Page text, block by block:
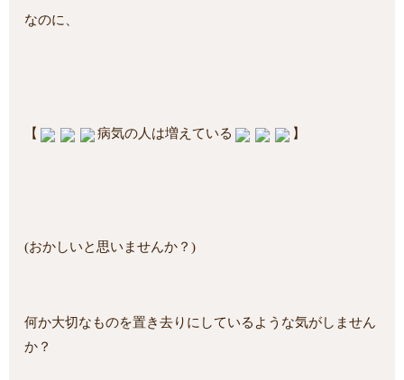
なのに、
【 病気の人は増えている 】
(おかしいと思いませんか？)
何か大切なものを置き去りにしているような気がしません
か？